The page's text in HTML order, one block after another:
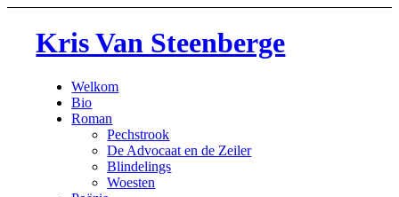
Kris Van Steenberge
Welkom
Bio
Roman
Pechstrook
De Advocaat en de Zeiler
Blindelings
Woesten